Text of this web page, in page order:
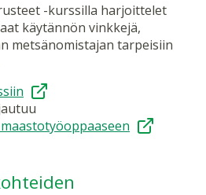
-kurssilla harjoittelet
käytännön vinkkejä,
metsänomistajan tarpeisiin